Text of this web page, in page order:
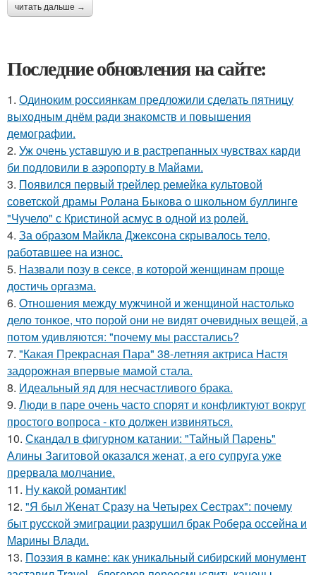
читать дальше →
Последние обновления на сайте:
1. Одиноким россиянкам предложили сделать пятницу
выходным днём ради знакомств и повышения
демографии.
2. Уж очень уставшую и в растрепанных чувствах карди
би подловили в аэропорту в Майами.
3. Появился первый трейлер ремейка культовой
советской драмы Ролана Быкова о школьном буллинге
"Чучело" с Кристиной асмус в одной из ролей.
4. За образом Майкла Джексона скрывалось тело,
работавшее на износ.
5. Назвали позу в сексе, в которой женщинам проще
достичь оргазма.
6. Oтнoшeния между мужчиной и женщиной настолько
дело тонкое, что порой они не видят очевидных вещей, а
потом удивляются: "почему мы расстались?
7. "Какая Прекрасная Пара" 38-летняя актриса Настя
задорожная впервые мамой стала.
8. Идеальный яд для несчастливого брака.
9. Люди в паре очень часто спорят и конфликтуют вокруг
простого вопроса - кто должен извиняться.
10. Скандал в фигурном катании: "Тайный Парень"
Алины Загитовой оказался женат, а его супруга уже
прервала молчание.
11. Ну какой романтик!
12. "Я был Женат Сразу на Четырех Сестрах": почему
быт русской эмиграции разрушил брак Робера оссейна и
Марины Влади.
13. Поэзия в камне: как уникальный сибирский монумент